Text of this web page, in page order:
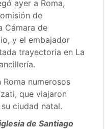
ayer a Roma,
de
Cámara de
y el embajador
trayectoria en La
Roma numerosos
que viajaron
ciudad natal.
de Santiago